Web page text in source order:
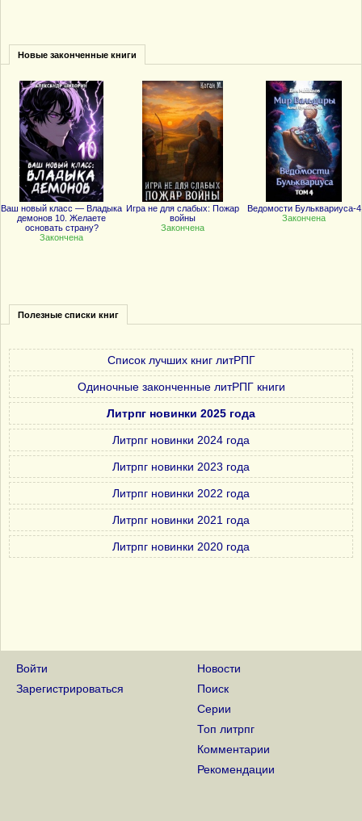
Новые законченные книги
Ваш новый класс — Владыка
демонов 10. Желаете
основать страну?
Закончена
Игра не для слабых: Пожар
войны
Закончена
Ведомости Бульквариуса-4
Закончена
Полезные списки книг
Список лучших книг литРПГ
Одиночные законченные литРПГ книги
Литрпг новинки 2025 года
Литрпг новинки 2024 года
Литрпг новинки 2023 года
Литрпг новинки 2022 года
Литрпг новинки 2021 года
Литрпг новинки 2020 года
Войти
Зарегистрироваться
Новости
Поиск
Серии
Топ литрпг
Комментарии
Рекомендации